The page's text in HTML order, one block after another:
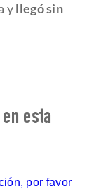
yllegó sin
esta
por favor